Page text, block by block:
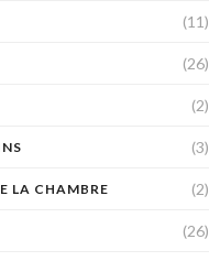
(11)
(26)
(2)
(3)
LA CHAMBRE (2)
(26)